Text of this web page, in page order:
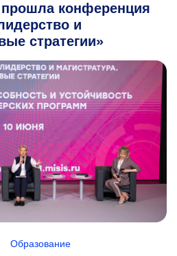
конференция
и
стратегии»
Образование